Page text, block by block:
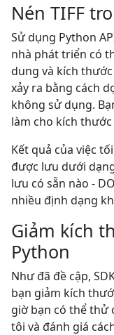
Nén TIFF
Sử dụng Python
nhà phát triển có
dung và kích
xảy ra bằng cách
không sử dụng.
làm cho kích
Kết quả của việc
được lưu dưới
lưu có sẵn nào -
nhiều định dạng
Giảm kích
Python
Như đã đề cập,
bạn giảm kích
giờ bạn có thể thử
tôi và đánh giá